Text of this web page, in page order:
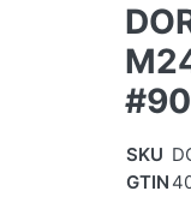
SKU
GTIN